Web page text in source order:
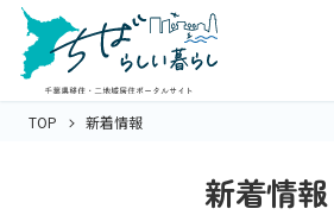
TOP 新着情報
新着情報